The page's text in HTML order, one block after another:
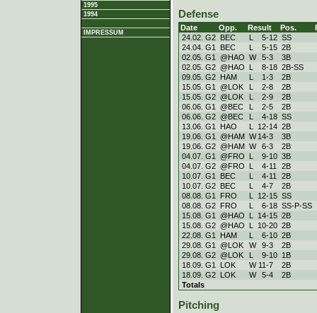
1995
1994
IMPRESSUM
Defense
Date Opp. Result Pos.
24.02. G2 BEC L 5-12 SS
24.04. G1
BEC L 5-15 2B
02.05. G1
@HAO W 5-3
3B
02.05. G2 @HAO L 8-18 2B-SS
09.05. G2 HAM L 1-3
2B
15.05. G1
@LOK L 2-8
2B
15.05. G2 @LOK L 2-9
2B
06.06. G1
@BEC L 2-5
2B
06.06. G2 @BEC L 4-18 SS
13.06. G1
HAO L 12-14 2B
19.06. G1
@HAM W 14-3
3B
19.06. G2 @HAM W 6-3
2B
04.07. G1
@FRO L 9-10 3B
04.07. G2 @FRO L 4-11
2B
10.07. G1
BEC L 4-11
2B
10.07. G2 BEC L 4-7
2B
08.08. G1
FRO L 12-15 SS
08.08. G2 FRO L 6-18 SS-P-SS
15.08. G1
@HAO L 14-15 2B
15.08. G2 @HAO L 10-20 2B
22.08. G1
HAM L 6-10 2B
29.08. G1
@LOK W 9-3
2B
29.08. G2 @LOK L 9-10 1B
18.09. G1
LOK W 11-7
2B
18.09. G2 LOK W 5-4
2B
Totals
Pitching